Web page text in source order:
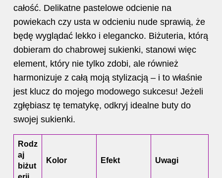
całość. Delikatne pastelowe odcienie na
powiekach czy usta w odcieniu nude sprawią, że
będę wyglądać lekko i elegancko. Biżuteria, którą
dobieram do chabrowej sukienki, stanowi więc
element, który nie tylko zdobi, ale również
harmonizuje z całą moją stylizacją – i to właśnie
jest klucz do mojego modowego sukcesu! Jeżeli
zgłębiasz tę tematykę, odkryj idealne buty do
swojej sukienki.
Rodz
aj
biżut
Kolor Efekt Uwagi